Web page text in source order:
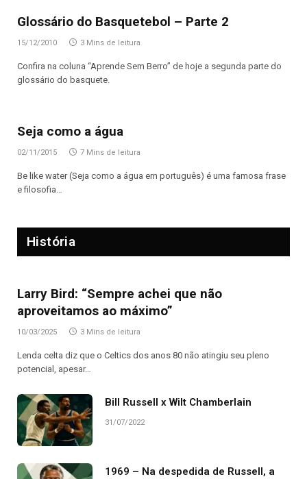
Glossário do Basquetebol – Parte 2
15/12/2010 3 Mins de leitura
Confira na coluna “Aprende Sem Berro” de hoje a segunda parte do
glossário do basquete.
Seja como a água
02/11/2015 7 Mins de leitura
Be like water (Seja como a água em português) é uma famosa frase
e filosofia…
História
Larry Bird: “Sempre achei que não
aproveitamos ao máximo”
10/03/2025 3 Mins de leitura
Lenda celta diz que o Celtics dos anos 80 não atingiu seu pleno
potencial, apesar…
Bill Russell x Wilt Chamberlain
31/07/2022
1969 – Na despedida de Russell, a